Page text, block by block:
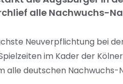
alle Nachwuchs-
Neuverpflichtung bei
im Kader der
alle deutschen Nachwuchs-